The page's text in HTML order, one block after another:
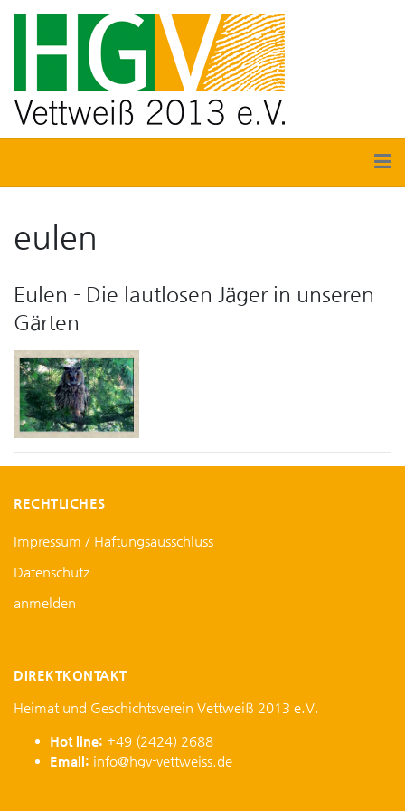
eulen
Eulen - Die lautlosen Jäger in unseren
Gärten
RECHTLICHES
Impressum / Haftungsausschluss
Datenschutz
anmelden
DIREKTKONTAKT
Heimat und Geschichtsverein Vettweiß 2013 e.V.
Hot line: +49 (2424) 2688
Email: info@hgv-vettweiss.de